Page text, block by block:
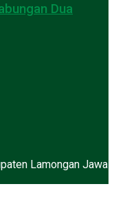
Dua
Lamongan Jawa